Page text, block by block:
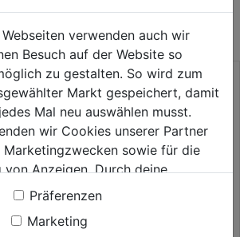
verwenden auch wir
Besuch auf der Website so
zu gestalten. So wird zum
Markt gespeichert, damit
Mal neu auswählen musst.
wir Cookies unserer Partner
Marketingzwecken sowie für die
von Anzeigen. Durch deine
die Daten von Drittanbieter,
in den USA, verarbeitet.
Cookies erlauben" stimmst du
Präferenzen
Marketing